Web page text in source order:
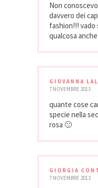
Non
davvero dei
fashion!!! vado
qualcosa
GIOVANNA
7 NOVEMBRE 2013
quante cose
specie nella
rosa 🙂
GIORGIA
7 NOVEMBRE 2013